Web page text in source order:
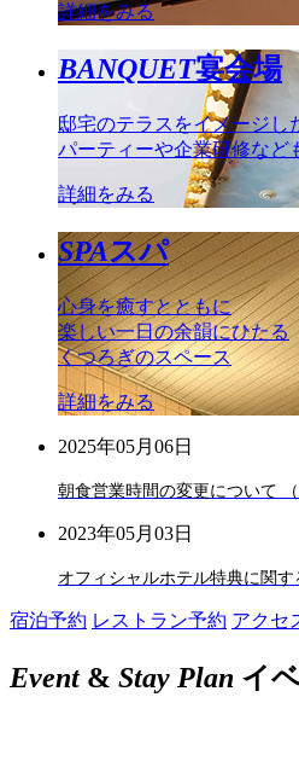
詳細をみる
BANQUET宴会場
邸宅のテラスをイメージし
パーティーや企業研修など
詳細をみる
SPAスパ
心身を癒すとともに
楽しい一日の余韻にひたる
くつろぎのスペース
詳細をみる
2025年05月06日
朝食営業時間の変更について （
2023年05月03日
オフィシャルホテル特典に関
宿泊予約 レストラン予約 アクセ
Event& Stay Plan イ